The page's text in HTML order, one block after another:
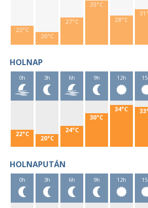
23°C
20°C
27°C
35°C
28°C
HOLNAP
0h
22°C
3h
20°C
6h
24°C
9h
30°C
12h
34°C
HOLNAPUTÁN
0h 3h 6h 9h 12h